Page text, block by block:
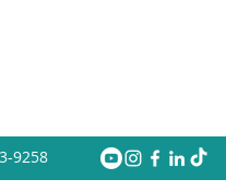
9258